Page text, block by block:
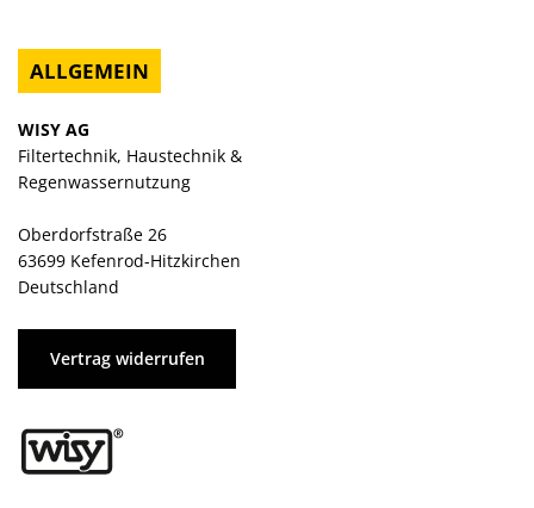
ALLGEMEIN
WISY AG
Filtertechnik, Haustechnik &
Regenwassernutzung
Oberdorfstraße 26
63699 Kefenrod-Hitzkirchen
Deutschland
Vertrag widerrufen